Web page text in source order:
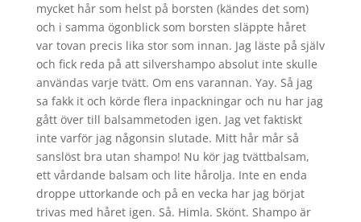
mycket hår som helst på borsten (kändes det som)
och i samma ögonblick som borsten släppte håret
var tovan precis lika stor som innan. Jag läste på själv
och fick reda på att silvershampo absolut inte skulle
användas varje tvätt. Om ens varannan. Yay. Så jag
sa fakk it och körde flera inpackningar och nu har jag
gått över till balsammetoden igen. Jag vet faktiskt
inte varför jag någonsin slutade. Mitt hår mår så
sanslöst bra utan shampo! Nu kör jag tvättbalsam,
ett vårdande balsam och lite hårolja. Inte en enda
droppe uttorkande och på en vecka har jag börjat
trivas med håret igen. Så. Himla. Skönt. Shampo är